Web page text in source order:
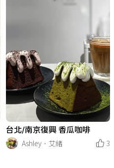
台北/南京復興 香瓜咖啡
Ashley．艾緒
3